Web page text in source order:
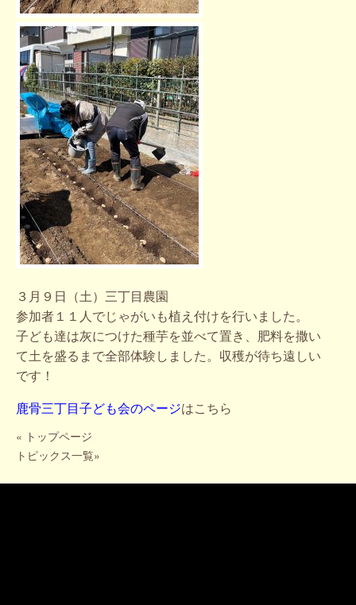
３月９日（土）三丁目農園
参加者１１人でじゃがいも植え付けを行いました。
子ども達は灰につけた種芋を並べて置き、肥料を撒い
て土を盛るまで全部体験しました。収穫が待ち遠しい
です！
鹿骨三丁目子ども会のページはこちら
« トップページ
トピックス一覧»